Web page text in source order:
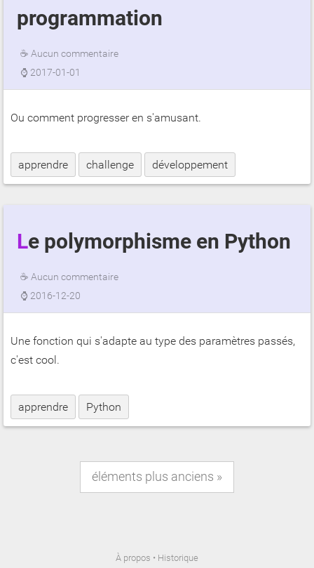
programmation
☕ Aucun commentaire
⌚ 2017-01-01
Ou comment progresser en s'amusant.
apprendre challenge développement
Le polymorphisme en Python
☕ Aucun commentaire
⌚ 2016-12-20
Une fonction qui s'adapte au type des paramètres passés,
c'est cool.
apprendre Python
éléments plus anciens
À propos • Historique